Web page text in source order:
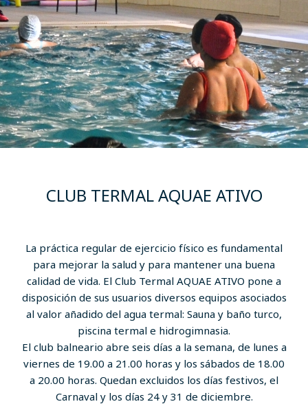
CLUB TERMAL AQUAE ATIVO
La práctica regular de ejercicio físico es fundamental
para mejorar la salud y para mantener una buena
calidad de vida. El Club Termal AQUAE ATIVO pone a
disposición de sus usuarios diversos equipos asociados
al valor añadido del agua termal: Sauna y baño turco,
piscina termal e hidrogimnasia.
El club balneario abre seis días a la semana, de lunes a
viernes de 19.00 a 21.00 horas y los sábados de 18.00
a 20.00 horas. Quedan excluidos los días festivos, el
Carnaval y los días 24 y 31 de diciembre.